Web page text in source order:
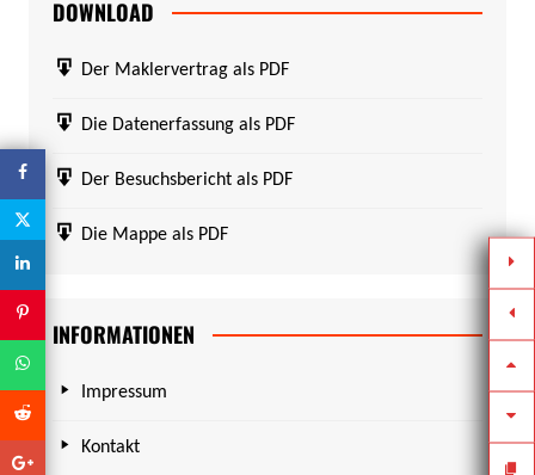
DOWNLOAD
Der Maklervertrag als PDF
Die Datenerfassung als PDF
Der Besuchsbericht als PDF
Die Mappe als PDF
INFORMATIONEN
Impressum
Kontakt